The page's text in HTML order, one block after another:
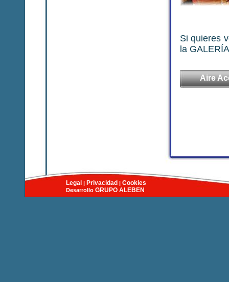
Si quieres
la
Aire
Legal | Privacidad | Cookies
Desarrollo GRUPO ALEBEN